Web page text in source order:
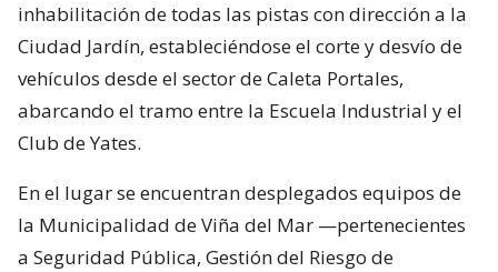
inhabilitación de todas las pistas con dirección a la
Ciudad Jardín, estableciéndose el corte y desvío de
vehículos desde el sector de Caleta Portales,
abarcando el tramo entre la Escuela Industrial y el
Club de Yates.
En el lugar se encuentran desplegados equipos de
la Municipalidad de Viña del Mar —pertenecientes
a Seguridad Pública, Gestión del Riesgo de